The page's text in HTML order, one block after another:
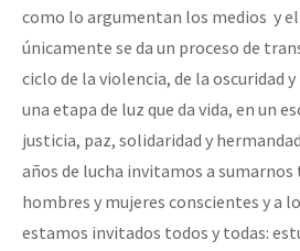
como lo argumentan los medios y
únicamente se da un proceso de
ciclo de la violencia, de la oscuridad
una etapa de luz que da vida, en un
justicia, paz, solidaridad y
años de lucha invitamos a
hombres y mujeres conscientes y a
estamos invitados todos y todas: